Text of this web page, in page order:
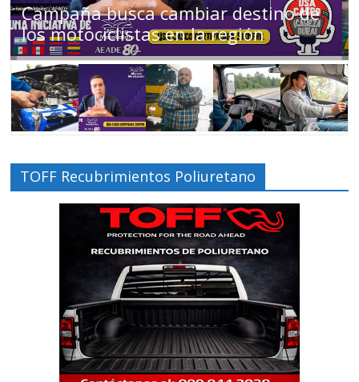
Choferes profesionales mantienen a
Ecuador en movimiento
TOFF Recubrimientos Poliuretano